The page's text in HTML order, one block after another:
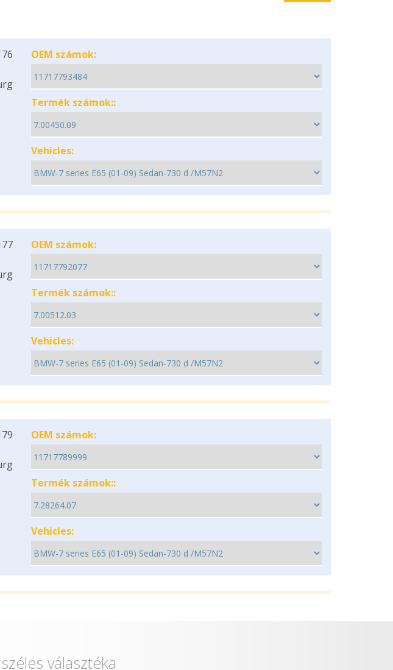
OEM számok:
Termék számok::
Vehicles:
OEM számok:
Termék számok::
Vehicles:
OEM számok:
Termék számok::
Vehicles:
választéka